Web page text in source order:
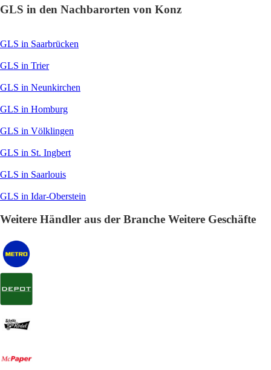
GLS in den Nachbarorten von Konz
GLS in Saarbrücken
GLS in Trier
GLS in Neunkirchen
GLS in Homburg
GLS in Völklingen
GLS in St. Ingbert
GLS in Saarlouis
GLS in Idar-Oberstein
Weitere Händler aus der Branche Weitere Geschäfte